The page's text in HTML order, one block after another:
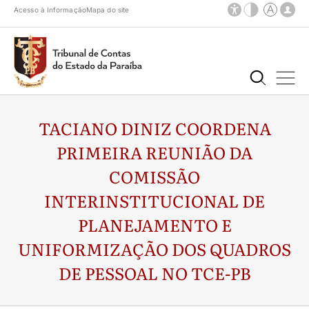
Acesso à InformaçãoMapa do site
TACIANO DINIZ COORDENA
PRIMEIRA REUNIÃO DA
COMISSÃO
INTERINSTITUCIONAL DE
PLANEJAMENTO E
UNIFORMIZAÇÃO DOS QUADROS
DE PESSOAL NO TCE-PB